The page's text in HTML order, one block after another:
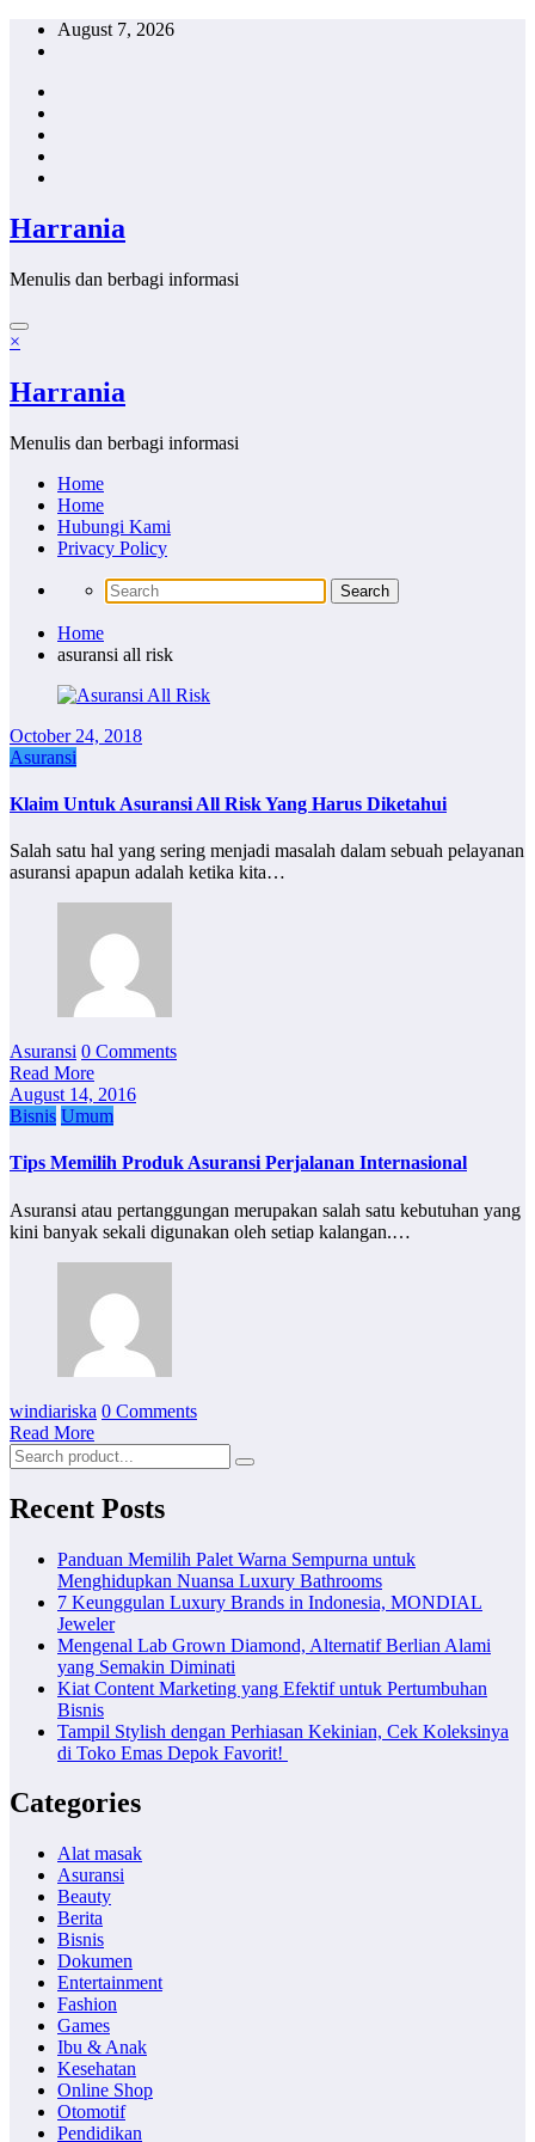
Skip
August 7, 2026
Harrania
Menulis dan berbagi informasi
×
Harrania
Menulis dan berbagi informasi
Home
Home
Hubungi Kami
Privacy Policy
Home
asuransi all risk
October 24, 2018
Asuransi
Klaim Untuk Asuransi All Risk Yang Harus Diketahui
Salah satu hal yang sering menjadi masalah dalam sebuah pelayanan
asuransi apapun adalah ketika kita…
Asuransi 0 Comments
Read More
August 14, 2016
Bisnis Umum
Tips Memilih Produk Asuransi Perjalanan Internasional
Asuransi atau pertanggungan merupakan salah satu kebutuhan yang
kini banyak sekali digunakan oleh setiap kalangan.…
windiariska 0 Comments
Read More
Recent Posts
Panduan Memilih Palet Warna Sempurna untuk
Menghidupkan Nuansa Luxury Bathrooms
7 Keunggulan Luxury Brands in Indonesia, MONDIAL
Jeweler
Mengenal Lab Grown Diamond, Alternatif Berlian Alami
yang Semakin Diminati
Kiat Content Marketing yang Efektif untuk Pertumbuhan
Bisnis
Tampil Stylish dengan Perhiasan Kekinian, Cek Koleksinya
di Toko Emas Depok Favorit!
Categories
Alat masak
Asuransi
Beauty
Berita
Bisnis
Dokumen
Entertainment
Fashion
Games
Ibu & Anak
Kesehatan
Online Shop
Otomotif
Pendidikan